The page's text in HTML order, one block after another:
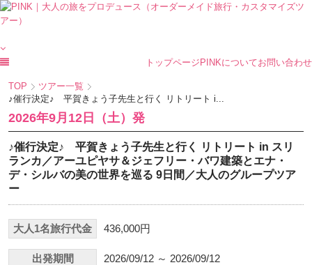
トップページ PINKについてお問い合わせ
TOP
ツアー一覧
♪催行決定♪ 平賀きょう子先生と行く リトリート i...
2026年9月12日（土）発
♪催行決定♪ 平賀きょう子先生と行く リトリート in スリ
ランカ／アーユピヤサ＆ジェフリー・バワ建築とエナ・
デ・シルバの美の世界を巡る 9日間／大人のグループツア
ー
大人1名旅行代金 436,000円
出発期間 2026/09/12 ～ 2026/09/12